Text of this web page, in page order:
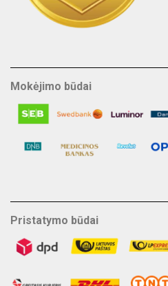
Mokėjimo būdai
Pristatymo būdai